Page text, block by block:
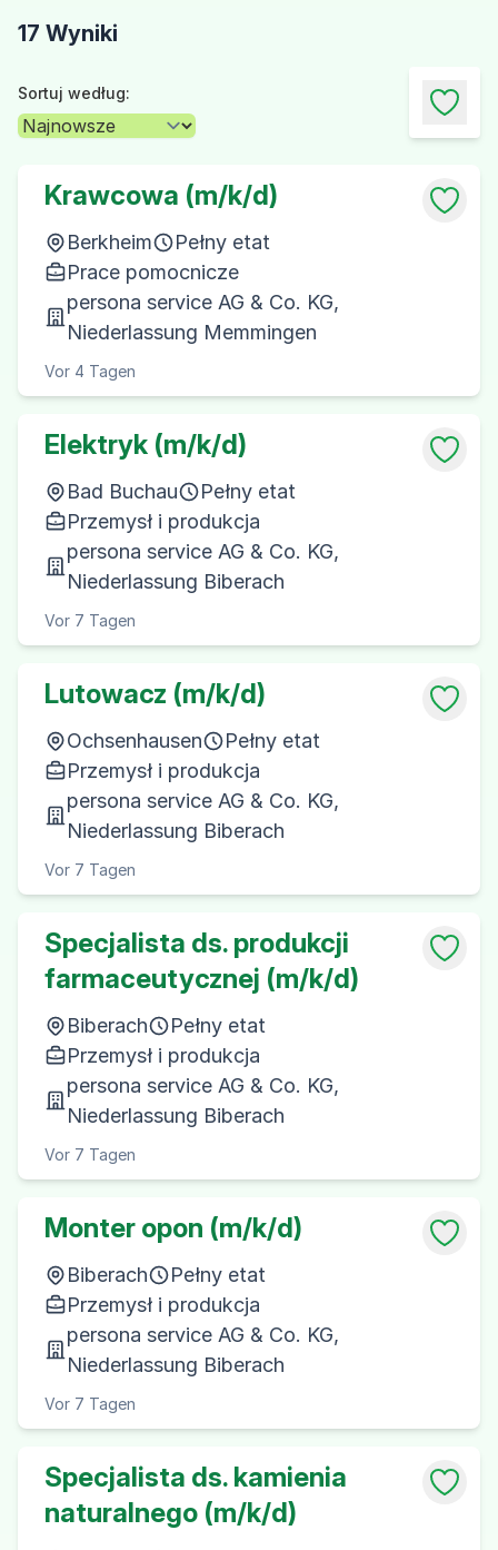
17 Wyniki
Sortuj według:
Krawcowa (m/k/d)
Berkheim
Pełny etat
Prace pomocnicze
persona service AG & Co. KG,
Niederlassung Memmingen
Vor 4 Tagen
Elektryk (m/k/d)
Bad Buchau
Pełny etat
Przemysł i produkcja
persona service AG & Co. KG,
Niederlassung Biberach
Vor 7 Tagen
Lutowacz (m/k/d)
Ochsenhausen
Pełny etat
Przemysł i produkcja
persona service AG & Co. KG,
Niederlassung Biberach
Vor 7 Tagen
Specjalista ds. produkcji
farmaceutycznej (m/k/d)
Biberach
Pełny etat
Przemysł i produkcja
persona service AG & Co. KG,
Niederlassung Biberach
Vor 7 Tagen
Monter opon (m/k/d)
Biberach
Pełny etat
Przemysł i produkcja
persona service AG & Co. KG,
Niederlassung Biberach
Vor 7 Tagen
Specjalista ds. kamienia
naturalnego (m/k/d)